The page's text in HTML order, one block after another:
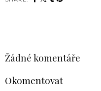
Žádné komentáře
Okomentovat